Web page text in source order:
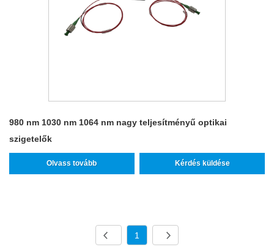
980 nm 1030 nm 1064 nm nagy teljesítményű optikai
szigetelők
Olvass tovább Kérdés küldése
1